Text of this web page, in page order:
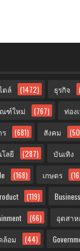
ตล์ (1472) ธุรกิจ
ฑ์ใหม่ (767) ท่อง
ร (681) สังคม
ลยี (287) บันเทิง
(168) เกษตร
(119) Business
(66) อุตสาห
ล้อม (44)